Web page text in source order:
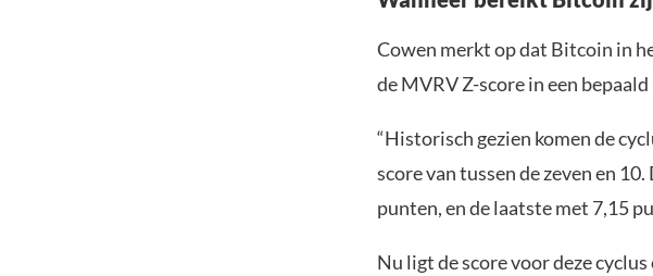
Cowen merkt op dat Bitcoin in
de MVRV Z-score in een
“Historisch gezien komen de
score van tussen de zeven en
punten, en de laatste met 7,15
Nu ligt de score voor deze cyclus